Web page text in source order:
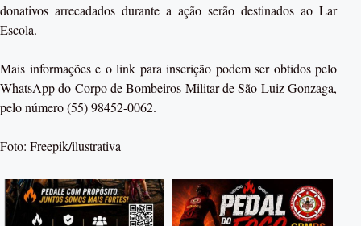
donativos arrecadados durante a ação serão destinados ao Lar
Escola.
Mais informações e o link para inscrição podem ser obtidos pelo
WhatsApp do Corpo de Bombeiros Militar de São Luiz Gonzaga,
pelo número (55) 98452-0062.
Foto: Freepik/ilustrativa